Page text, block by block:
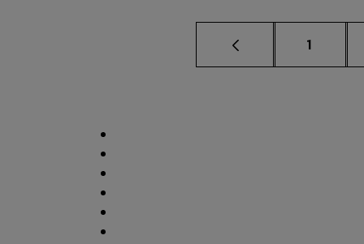
Página
1